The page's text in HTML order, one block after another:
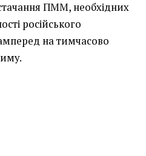
ПММ, необхідних
російського
на тимчасово